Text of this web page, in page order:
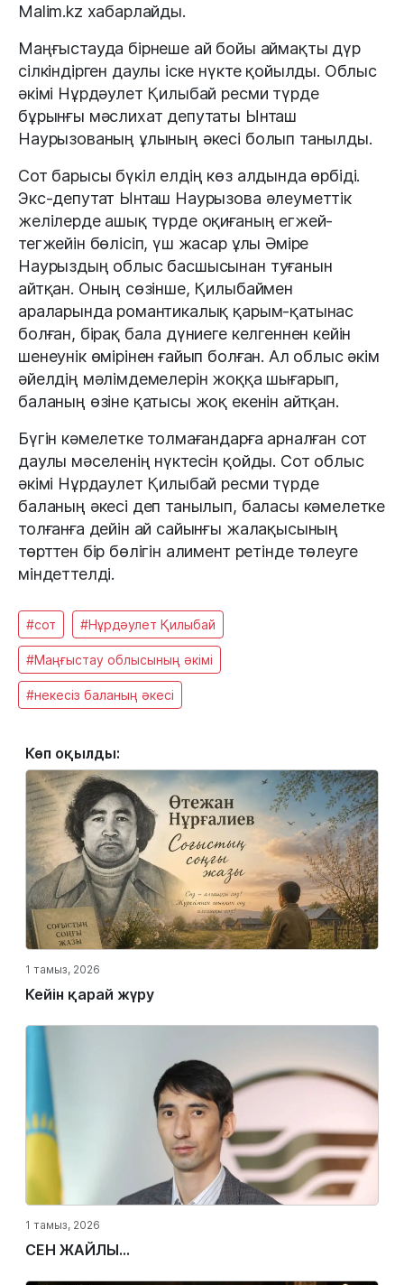
Malim.kz хабарлайды.
Маңғыстауда бірнеше ай бойы аймақты дүр
сілкіндірген даулы іске нүкте қойылды. Облыс
әкімі Нұрдәулет Қилыбай ресми түрде
бұрынғы мәслихат депутаты Ынташ
Наурызованың ұлының әкесі болып танылды.
Сот барысы бүкіл елдің көз алдында өрбіді.
Экс-депутат Ынташ Наурызова әлеуметтік
желілерде ашық түрде оқиғаның егжей-
тегжейін бөлісіп, үш жасар ұлы Әміре
Наурыздың облыс басшысынан туғанын
айтқан. Оның сөзінше, Қилыбаймен
араларында романтикалық қарым-қатынас
болған, бірақ бала дүниеге келгеннен кейін
шенеунік өмірінен ғайып болған. Ал облыс әкім
әйелдің мәлімдемелерін жоққа шығарып,
баланың өзіне қатысы жоқ екенін айтқан.
Бүгін кәмелетке толмағандарға арналған сот
даулы мәселенің нүктесін қойды. Сот облыс
әкімі Нұрдаулет Қилыбай ресми түрде
баланың әкесі деп танылып, баласы кәмелетке
толғанға дейін ай сайынғы жалақысының
төрттен бір бөлігін алимент ретінде төлеуге
міндеттелді.
#сот #Нұрдәулет Қилыбай
#Маңғыстау облысының әкімі
#некесіз баланың әкесі
Көп оқылды:
1 тамыз, 2026
Кейін қарай жүру
1 тамыз, 2026
СЕН ЖАЙЛЫ...